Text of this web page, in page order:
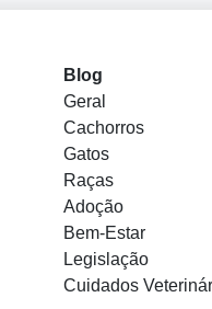
Blog
Geral
Cachorros
Gatos
Raças
Adoção
Bem-Estar
Legislação
Cuidados